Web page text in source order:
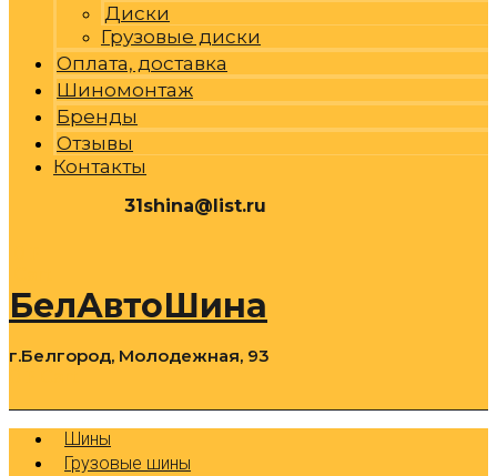
Диски
Грузовые диски
Оплата, доставка
Шиномонтаж
Бренды
Отзывы
Контакты
31shina@list.ru
БелАвтоШина
г.Белгород, Молодежная, 93
Шины
Грузовые шины